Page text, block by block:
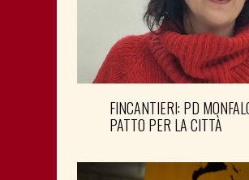
FINCANTIERI: PD
PATTO PER LA CITTÀ